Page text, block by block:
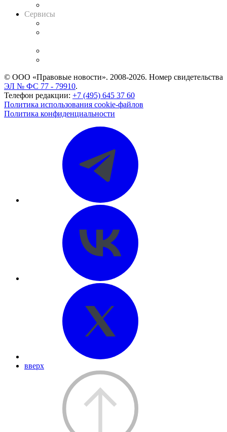
Сервисы
© ООО «Правовые новости». 2008-2026. Номер свидетельства
ЭЛ № ФС 77 - 79910.
Телефон редакции: +7 (495) 645 37 60
Политика использования cookie-файлов
Политика конфиденциальности
вверх